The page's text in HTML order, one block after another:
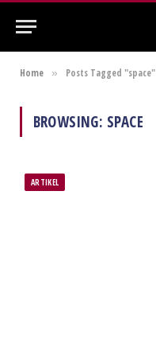
Home » Posts Tagged "space"
BROWSING: SPACE
ARTIKEL